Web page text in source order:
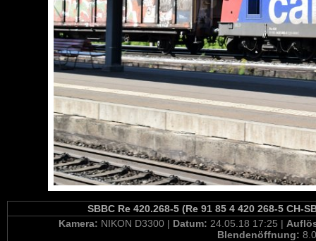
SBBC Re 420.268-5 (Re 91 85 4 420 268-5 CH-
Kamera: NIKON D3300 | Datum: 24.05.18 17:25 |
Blendenöffnung: